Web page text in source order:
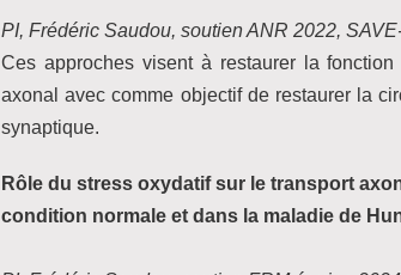
PI, Frédéric Saudou, soutien ANR 2022,
Ces approches visent à restaurer la
axonal avec comme objectif de restaurer la
synaptique.
Rôle du stress oxydatif sur le transport
condition normale et dans la maladie de